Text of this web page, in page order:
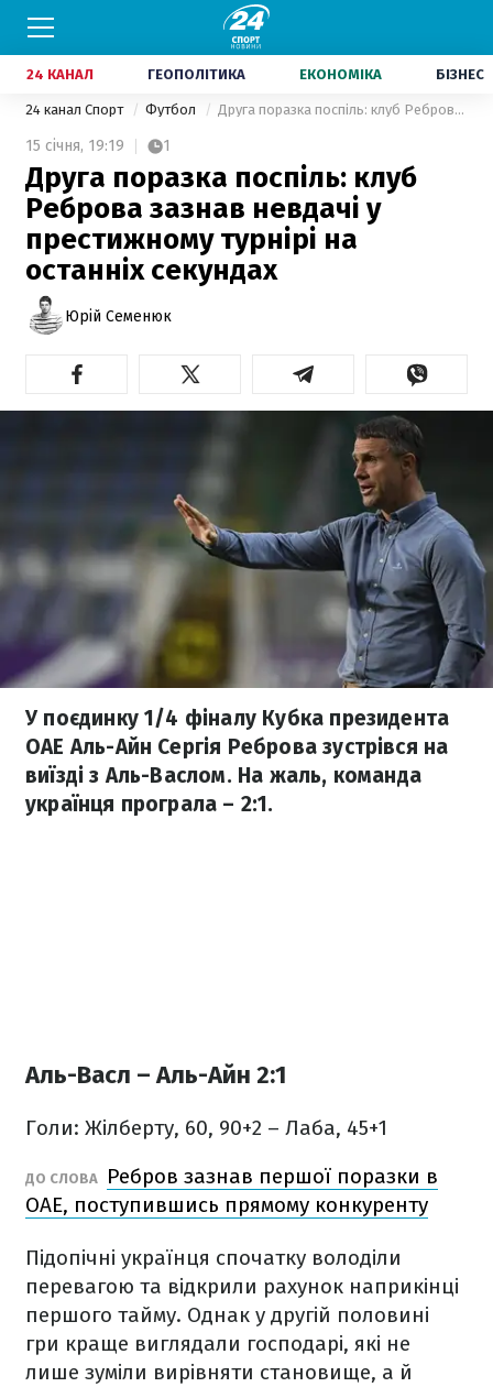
24 КАНАЛ ГЕОПОЛІТИКА ЕКОНОМІКА БІЗНЕС
24 канал Спорт Футбол Друга поразка поспіль: клуб Реброва зазнав невдачі у престижному турнірі на останніх секундах
15 січня, 19:19 1
Друга поразка поспіль: клуб
Реброва зазнав невдачі у
престижному турнірі на
останніх секундах
Юрій Семенюк
У поєдинку 1/4 фіналу Кубка президента
ОАЕ Аль-Айн Сергія Реброва зустрівся на
виїзді з Аль-Васлом. На жаль, команда
українця програла – 2:1.
Аль-Васл – Аль-Айн 2:1
Голи: Жілберту, 60, 90+2 – Лаба, 45+1
ДО СЛОВА
Ребров зазнав першої поразки в
ОАЕ, поступившись прямому конкуренту
Підопічні українця спочатку володіли
перевагою та відкрили рахунок наприкінці
першого тайму. Однак у другій половині
гри краще виглядали господарі, які не
лише зуміли вирівняти становище, а й